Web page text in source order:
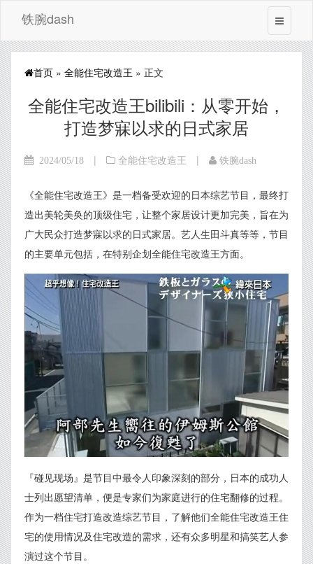
铁腕dash
首页 » 全能住宅改造王 » 正文
全能住宅改造王bilibili：从零开始，
打造梦寐以求的日式家居
2024/05/18 | 全能住宅改造王 | 铁腕dash
《全能住宅改造王》是一档备受欢迎的日本综艺节目，最终打
造出美轮美奂的顶级住宅，让整个家居设计更加完美，旨在为
广大民众打造梦寐以求的日式家居。艺人生田斗真等等，节目
的主要单元包括，在特别企划全能住宅改造王方面。
『碰见现场』是节目中最令人印象深刻的部分，日本的成功人
士列出愿望清单，便是专家们为家庭进行的住宅翻修的过程。
作为一档住宅打造改造综艺节目，了解他们全能住宅改造王住
宅的使用情况及住宅改造的需求，还有众多明星和搞笑艺人参
演过这个节目。